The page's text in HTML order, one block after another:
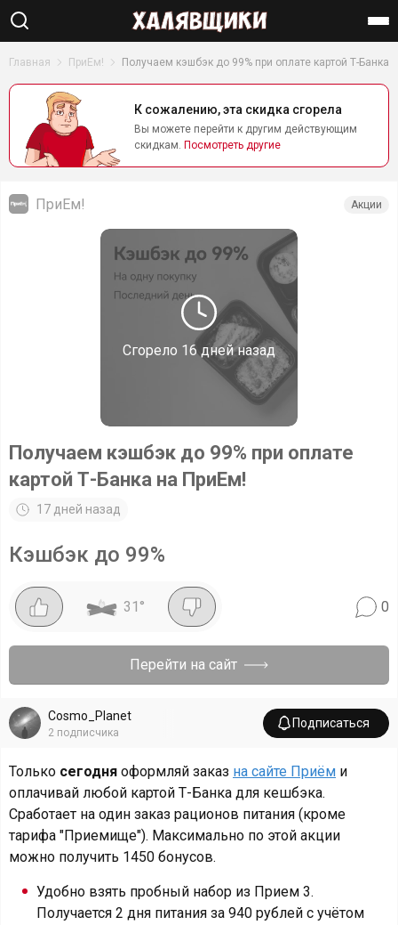
Найти
Главная ПриЕм! Получаем кэшбэк до 99% при оплате картой Т-Банка
К сожалению, эта скидка сгорела
Вы можете перейти к другим действующим
скидкам. Посмотреть другие
Сгорело 16 дней назад
ПриЕм! Акции
Получаем кэшбэк до 99% при оплате
картой Т-Банка на ПриЕм!
17 дней назад
Кэшбэк до 99%
31 ° 0
Перейти на сайт
Cosmo_Planet
2 подписчика
Подписаться
Только сегодня оформляй заказ на сайте Приём и
оплачивай любой картой Т-Банка для кешбэка.
Сработает на один заказ рационов питания (кроме
тарифа "Приемище"). Максимально по этой акции
можно получить 1450 бонусов.
Удобно взять пробный набор из Прием 3.
Получается 2 дня питания за 940 рублей с учётом